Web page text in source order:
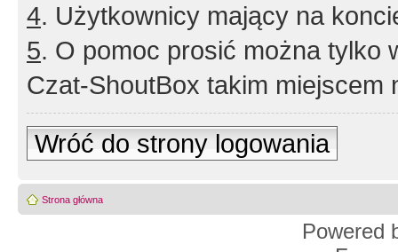
4. Użytkownicy mający na
5. O pomoc prosić można tylko
Czat-ShoutBox takim miejscem
Wróć do strony logowania
Strona główna
Powered